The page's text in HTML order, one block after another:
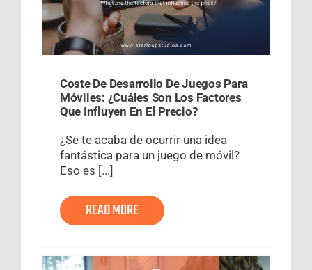
Coste De Desarrollo De Juegos Para
Móviles: ¿Cuáles Son Los Factores
Que Influyen En El Precio?
¿Se te acaba de ocurrir una idea
fantástica para un juego de móvil?
Eso es [...]
READ MORE